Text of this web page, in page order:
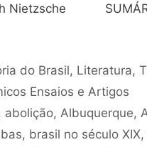
Nietzsche
do Brasil, Literatura,
Ensaios e Artigos
, abolição, Albuquerque,
, brasil no século XIX,